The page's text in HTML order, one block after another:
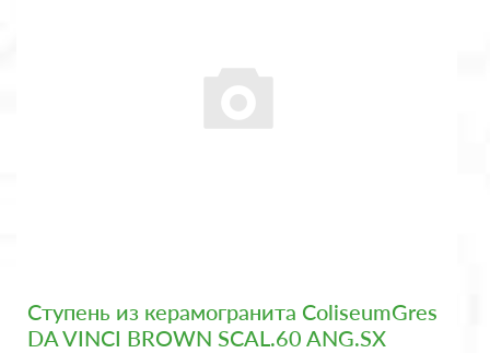
Ступень из керамогранита ColiseumGres
DA VINCI BROWN SCAL.60 ANG.SX